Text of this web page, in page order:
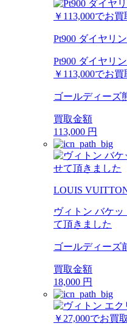
Pt900 ダイヤリ
Pt900 ダイヤリ
￥113,000でお
ゴールディーズ
買取金額
113,000 円
LOUIS
ヴィトン バケッ
て頂きました
ゴールディーズ
買取金額
18,000 円